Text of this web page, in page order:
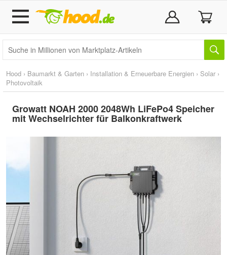
Hood › Baumarkt & Garten › Installation & Erneuerbare Energien › Solar ›
Photovoltaik
Growatt NOAH 2000 2048Wh LiFePo4 Speicher
mit Wechselrichter für Balkonkraftwerk